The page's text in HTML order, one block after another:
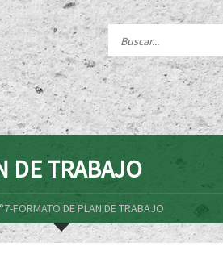
DE TRABAJO
FORMATO DE PLAN DE TRABAJO